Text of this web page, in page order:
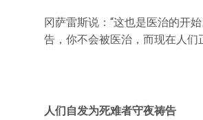
冈萨雷斯说：“这也是医治的开
告，你不会被医治，而现在人们
人们自发为死难者守夜祷告